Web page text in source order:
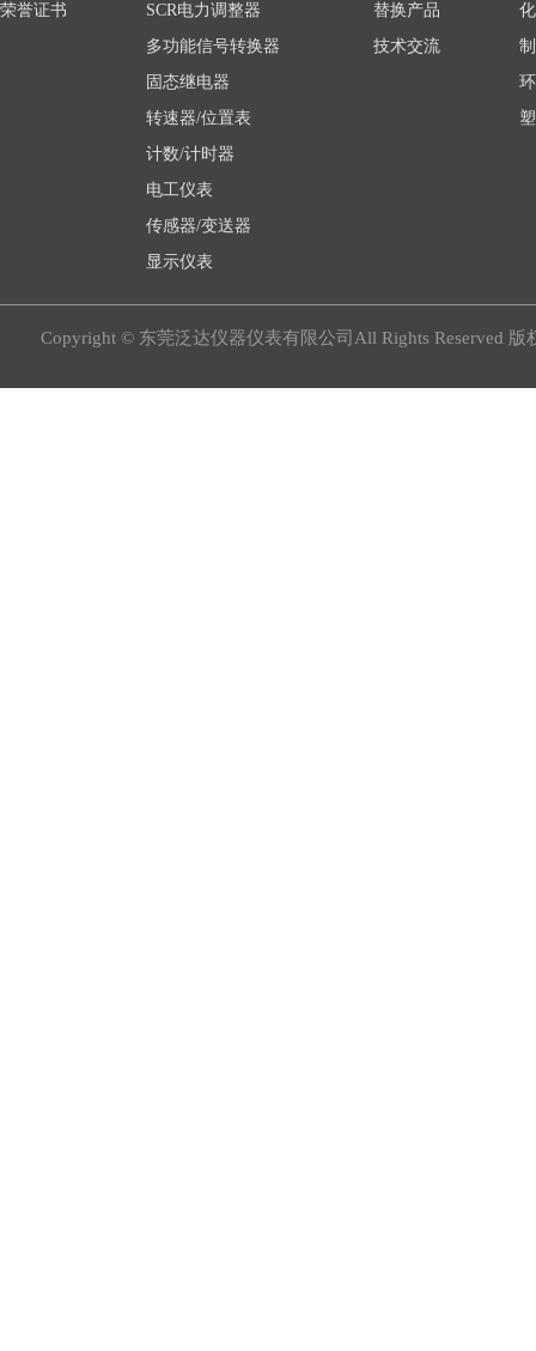
荣誉证书
SCR电力调整器
多功能信号转换器
固态继电器
转速器/位置表
计数/计时器
电工仪表
传感器/变送器
显示仪表
替换产品
技术交流
Copyright © 东莞泛达仪器仪表有限公司All Rights Reserved 版